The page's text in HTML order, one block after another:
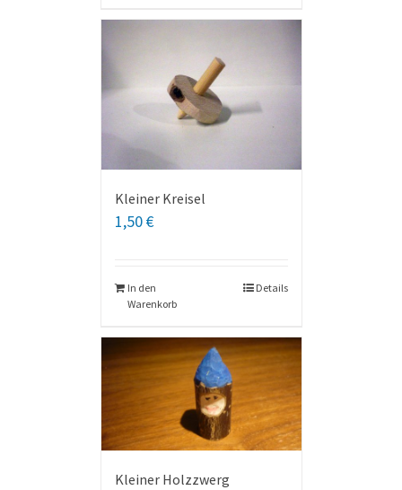
Kleiner Kreisel
1,50€
In den
Warenkorb
Details
Kleiner Holzzwerg